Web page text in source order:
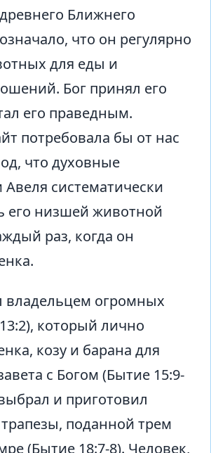
Ближнего
что он регулярно
для еды и
Бог принял его
его праведным.
потребовала бы от нас
что духовные
Авеля систематически
его низшей животной
раз, когда он
владельцем огромных
который лично
козу и барана для
с Богом (Бытие 15:9-
и приготовил
поданной трем
(Бытие 18:7-8). Человек,